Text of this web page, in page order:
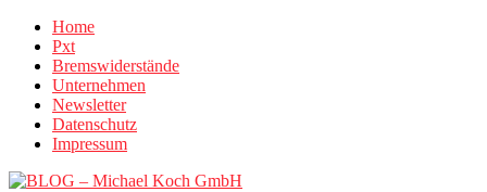
Home
Pxt
Bremswiderstände
Unternehmen
Newsletter
Datenschutz
Impressum